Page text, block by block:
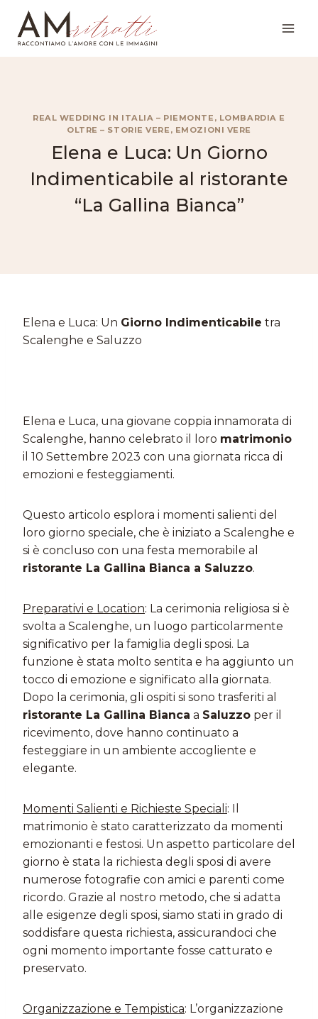
contenuto
REAL WEDDING IN ITALIA – PIEMONTE, LOMBARDIA E
OLTRE – STORIE VERE, EMOZIONI VERE
Elena e Luca: Un Giorno
Indimenticabile al ristorante
“La Gallina Bianca”
Elena e Luca: Un Giorno Indimenticabile tra
Scalenghe e Saluzzo
Elena e Luca, una giovane coppia innamorata di
Scalenghe, hanno celebrato il loro matrimonio
il 10 Settembre 2023 con una giornata ricca di
emozioni e festeggiamenti.
Questo articolo esplora i momenti salienti del
loro giorno speciale, che è iniziato a Scalenghe e
si è concluso con una festa memorabile al
ristorante La Gallina Bianca a Saluzzo.
Preparativi e Location: La cerimonia religiosa si è
svolta a Scalenghe, un luogo particolarmente
significativo per la famiglia degli sposi. La
funzione è stata molto sentita e ha aggiunto un
tocco di emozione e significato alla giornata.
Dopo la cerimonia, gli ospiti si sono trasferiti al
ristorante La Gallina Bianca a Saluzzo per il
ricevimento, dove hanno continuato a
festeggiare in un ambiente accogliente e
elegante.
Momenti Salienti e Richieste Speciali: Il
matrimonio è stato caratterizzato da momenti
emozionanti e festosi. Un aspetto particolare del
giorno è stata la richiesta degli sposi di avere
numerose fotografie con amici e parenti come
ricordo. Grazie al nostro metodo, che si adatta
alle esigenze degli sposi, siamo stati in grado di
soddisfare questa richiesta, assicurandoci che
ogni momento importante fosse catturato e
preservato.
Organizzazione e Tempistica: L’organizzazione